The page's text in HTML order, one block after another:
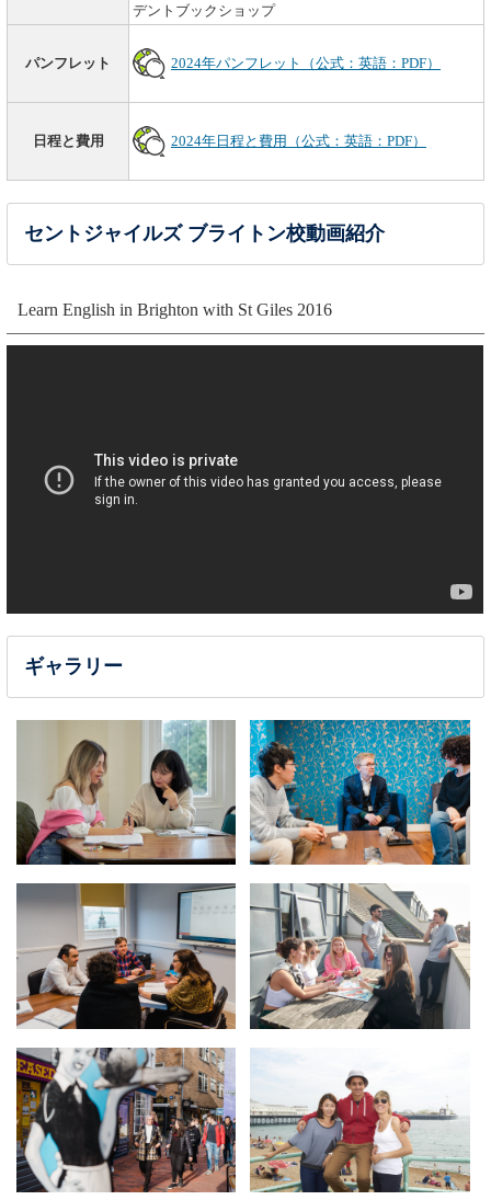
デントブックショップ
パンフレット 2024年パンフレット（公式：英語：PDF）
日程と費用 2024年日程と費用（公式：英語：PDF）
セントジャイルズ ブライトン校動画紹介
Learn English in Brighton with St Giles 2016
ギャラリー